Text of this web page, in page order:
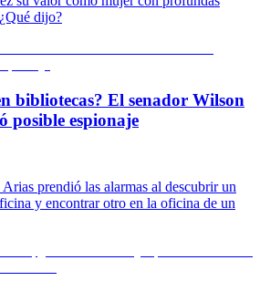
dijo?
bibliotecas? El senador Wilson
posible espionaje
prendió las alarmas al descubrir un
y encontrar otro en la oficina de un